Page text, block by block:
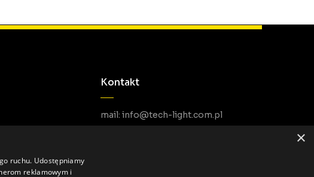
Kontakt
mail: info@tech-light.com.pl
×
ruchu. Udostępniamy
reklamowym i